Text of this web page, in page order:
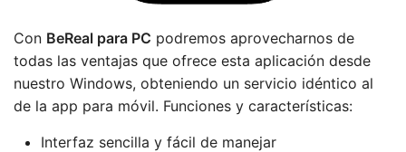
Con BeReal para PC podremos aprovecharnos de
todas las ventajas que ofrece esta aplicación desde
nuestro Windows, obteniendo un servicio idéntico al
de la app para móvil. Funciones y características:
Interfaz sencilla y fácil de manejar